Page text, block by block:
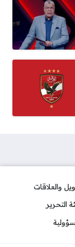
والعلاقات
التحرير